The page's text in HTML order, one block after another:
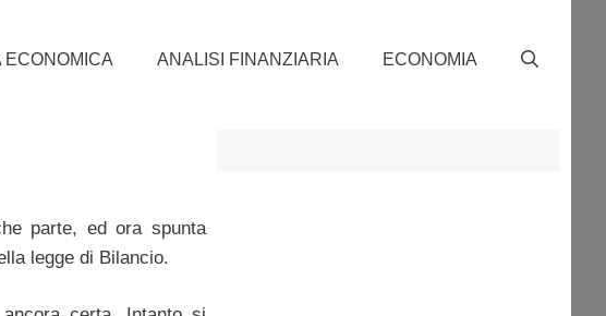
ECONOMICA ANALISI FINANZIARIA ECONOMIA
parte, ed ora spunta
legge di Bilancio.